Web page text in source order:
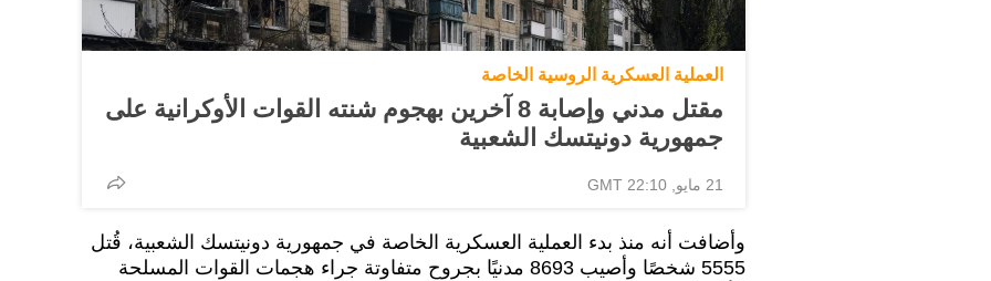
العملية العسكرية الروسية الخاصة
مقتل مدني وإصابة 8 آخرين بهجوم شنته القوات الأوكرانية على
جمهورية دونيتسك الشعبية
21 مايو, 22:10 GMT
وأضافت أنه منذ بدء العملية العسكرية الخاصة في جمهورية دونيتسك الشعبية، قُتل
5555 شخصًا وأصيب 8693 مدنيًا بجروح متفاوتة جراء هجمات القوات المسلحة